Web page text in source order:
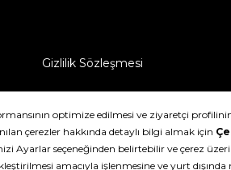
Gizlilik Sözleşmesi